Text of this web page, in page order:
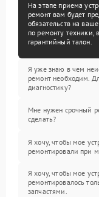
На этапе приема
ремонт вам будет
обязательств на
по ремонту техники,
гарантийный талон.
Я уже знаю в чем
ремонт необходим.
диагностику?
Мне нужен срочный
сделать?
Я хочу, чтобы мое
ремонтировали при
Я хочу, чтобы мое
ремонтировалось
запчастями.